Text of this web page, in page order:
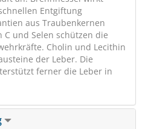
Entgiftung
aus Traubenkernen
C und Selen schützen die
Cholin und Lecithin
der Leber. Die
ferner die Leber in